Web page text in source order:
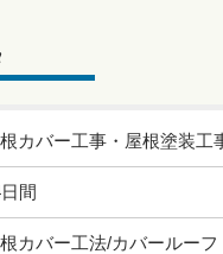
カバー工事・屋根塗装工
間
カバー工法/カバールー